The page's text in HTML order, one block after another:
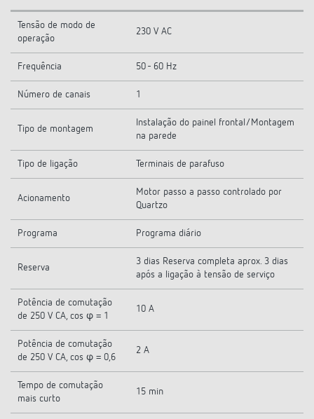
Tensão de modo de
operação
230 V AC
Frequência 50 - 60 Hz
Número de canais 1
Tipo de montagem
Instalação do painel frontal/Montagem
na parede
Tipo de ligação Terminais de parafuso
Acionamento
Motor passo a passo controlado por
Quartzo
Programa Programa diário
Reserva
3 dias Reserva completa aprox. 3 dias
após a ligação à tensão de serviço
Potência de comutação
de 250 V CA, cos φ = 1
10 A
Potência de comutação
de 250 V CA, cos φ = 0,6
2 A
Tempo de comutação
mais curto
15 min